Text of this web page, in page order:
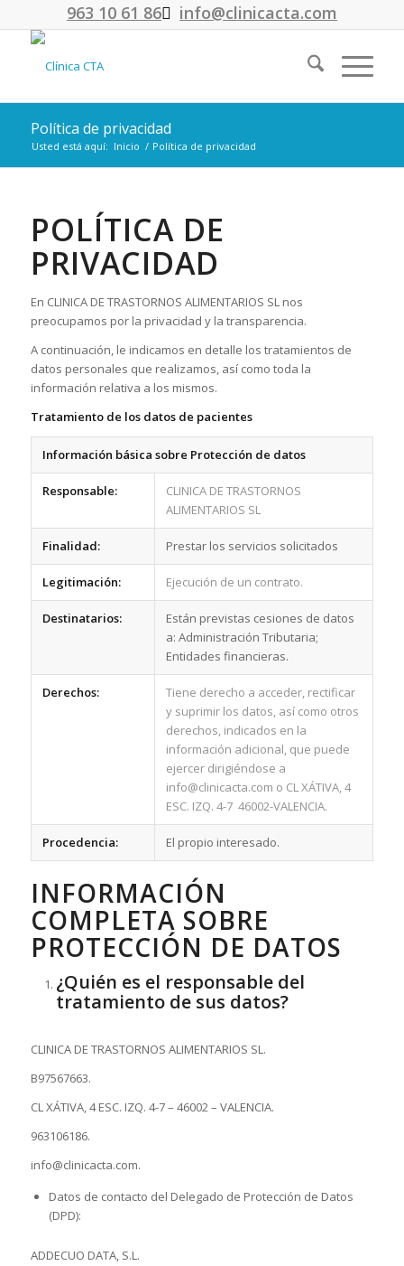
963 10 61 86 info@clinicacta.com
Política de privacidad
Usted está aquí: Inicio / Política de privacidad
POLÍTICA DE
PRIVACIDAD
En CLINICA DE TRASTORNOS ALIMENTARIOS SL nos
preocupamos por la privacidad y la transparencia.
A continuación, le indicamos en detalle los tratamientos de
datos personales que realizamos, así como toda la
información relativa a los mismos.
Tratamiento de los datos de pacientes
Información básica sobre Protección de datos
Responsable:
CLINICA DE TRASTORNOS
ALIMENTARIOS SL
Finalidad: Prestar los servicios solicitados
Legitimación: Ejecución de un contrato.
Destinatarios:
Están previstas cesiones de datos
a: Administración Tributaria;
Entidades financieras.
Derechos:
Tiene derecho a acceder, rectificar
y suprimir los datos, así como otros
derechos, indicados en la
información adicional, que puede
ejercer dirigiéndose a
info@clinicacta.com o CL XÁTIVA, 4
ESC. IZQ. 4-7 46002-VALENCIA.
Procedencia: El propio interesado.
INFORMACIÓN
COMPLETA SOBRE
PROTECCIÓN DE DATOS
¿Quién es el responsable del
tratamiento de sus datos?
CLINICA DE TRASTORNOS ALIMENTARIOS SL.
B97567663.
CL XÁTIVA, 4 ESC. IZQ. 4-7 – 46002 – VALENCIA.
963106186.
info@clinicacta.com.
Datos de contacto del Delegado de Protección de Datos
(DPD):
ADDECUO DATA, S.L.